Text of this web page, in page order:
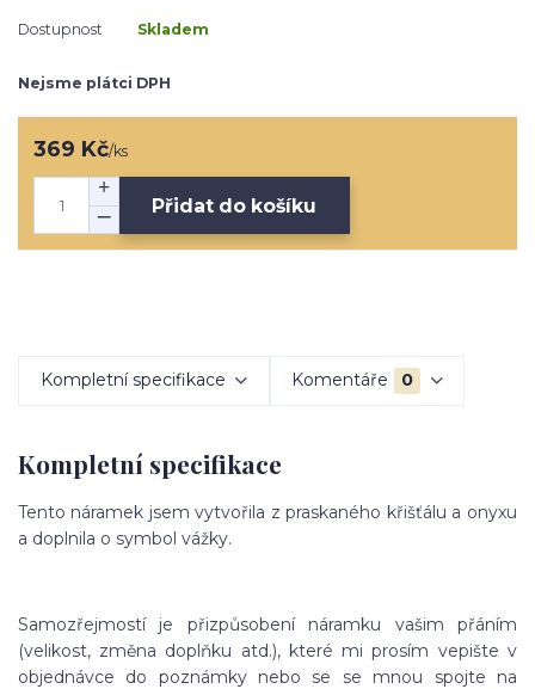
Dostupnost Skladem
Nejsme plátci DPH
369 Kč/ks
Přidat do košíku
Kompletní specifikace Komentáře 0
Kompletní specifikace
Tento náramek jsem vytvořila z praskaného křišťálu a onyxu
a doplnila o symbol vážky.
Samozřejmostí je přizpůsobení náramku vašim přáním
(velikost, změna doplňku atd.), které mi prosím vepište v
objednávce do poznámky nebo se se mnou spojte na